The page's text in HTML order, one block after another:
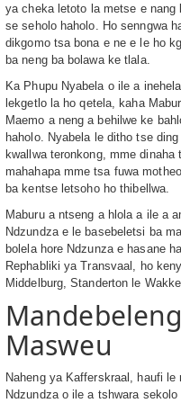
ya cheka letoto la metse e nang
se seholo haholo. Ho senngwa
dikgomo tsa bona e ne e le ho
ba neng ba bolawa ke tlala.
Ka Phupu Nyabela o ile a
lekgetlo la ho qetela, kaha
Maemo a neng a behilwe ke
haholo. Nyabela le ditho tse
kwallwa teronkong, mme
mahahapa mme tsa fuwa
ba kentse letsoho ho thibellwa.
Maburu a ntseng a hlola a ile a
Ndzundza e le basebeletsi ba
bolela hore Ndzunza e hasane
Rephabliki ya Transvaal, ho
Middelburg, Standerton le
Masweu
Naheng ya Kafferskraal, haufi
Ndzundza o ile a tshwara